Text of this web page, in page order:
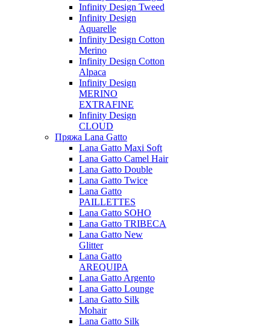
Infinity Design Tweed
Infinity Design
Aquarelle
Infinity Design Cotton
Merino
Infinity Design Cotton
Alpaca
Infinity Design
MERINO
EXTRAFINE
Infinity Design
CLOUD
Пряжа Lana Gatto
Lana Gatto Maxi Soft
Lana Gatto Camel Hair
Lana Gatto Double
Lana Gatto Twice
Lana Gatto
PAILLETTES
Lana Gatto SOHO
Lana Gatto TRIBECA
Lana Gatto New
Glitter
Lana Gatto
AREQUIPA
Lana Gatto Argento
Lana Gatto Lounge
Lana Gatto Silk
Mohair
Lana Gatto Silk